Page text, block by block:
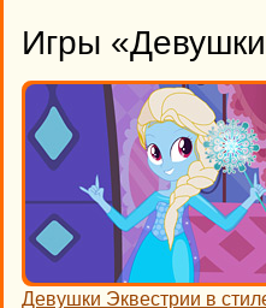
Игры
Девушки Эквестрии в